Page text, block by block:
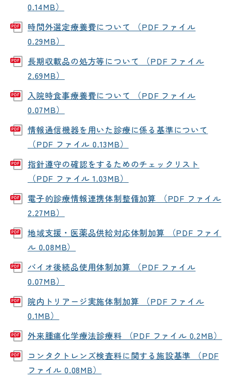
0.14MB）
時間外選定療養費について （PDF ファイル
0.29MB）
長期収載品の処方等について （PDF ファイル
2.69MB）
入院時食事療養費について （PDF ファイル
0.07MB）
情報通信機器を用いた診療に係る基準について
（PDF ファイル 0.13MB）
指針遵守の確認をするためのチェックリスト
（PDF ファイル 1.03MB）
電子的診療情報連携体制整備加算 （PDF ファイル
2.27MB）
地域支援・医薬品供給対応体制加算 （PDF ファイ
ル 0.08MB）
バイオ後続品使用体制加算 （PDF ファイル
0.07MB）
院内トリアージ実施体制加算 （PDF ファイル
0.1MB）
外来腫瘍化学療法診療料 （PDF ファイル 0.2MB）
コンタクトレンズ検査料に関する施設基準 （PDF
ファイル 0.08MB）